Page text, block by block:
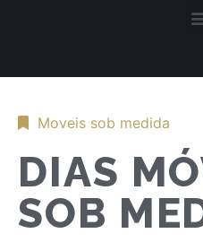
Moveis sob medida
DIAS
SOB